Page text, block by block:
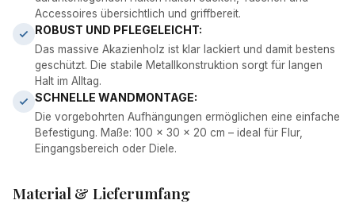
Accessoires übersichtlich und griffbereit.
ROBUST UND PFLEGELEICHT:
Das massive Akazienholz ist klar lackiert und damit bestens
geschützt. Die stabile Metallkonstruktion sorgt für langen
Halt im Alltag.
SCHNELLE WANDMONTAGE:
Die vorgebohrten Aufhängungen ermöglichen eine einfache
Befestigung. Maße: 100 x 30 x 20 cm – ideal für Flur,
Eingangsbereich oder Diele.
Material & Lieferumfang